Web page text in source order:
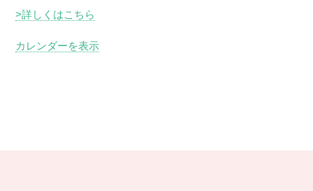
>詳しくはこちら
カレンダーを表示